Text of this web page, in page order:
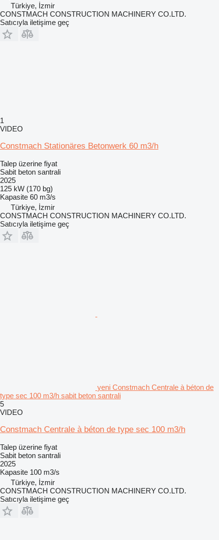
Türkiye, İzmir
CONSTMACH CONSTRUCTION MACHINERY CO.LTD.
Satıcıyla iletişime geç
1
VIDEO
Constmach Stationäres Betonwerk 60 m3/h
Talep üzerine fiyat
Sabit beton santrali
2025
125 kW (170 bg)
Kapasite 60 m3/s
Türkiye, İzmir
CONSTMACH CONSTRUCTION MACHINERY CO.LTD.
Satıcıyla iletişime geç
yeni Constmach Centrale à béton de
type sec 100 m3/h sabit beton santrali
5
VIDEO
Constmach Centrale à béton de type sec 100 m3/h
Talep üzerine fiyat
Sabit beton santrali
2025
Kapasite 100 m3/s
Türkiye, İzmir
CONSTMACH CONSTRUCTION MACHINERY CO.LTD.
Satıcıyla iletişime geç